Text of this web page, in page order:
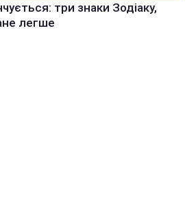
три знаки Зодіаку,
легше